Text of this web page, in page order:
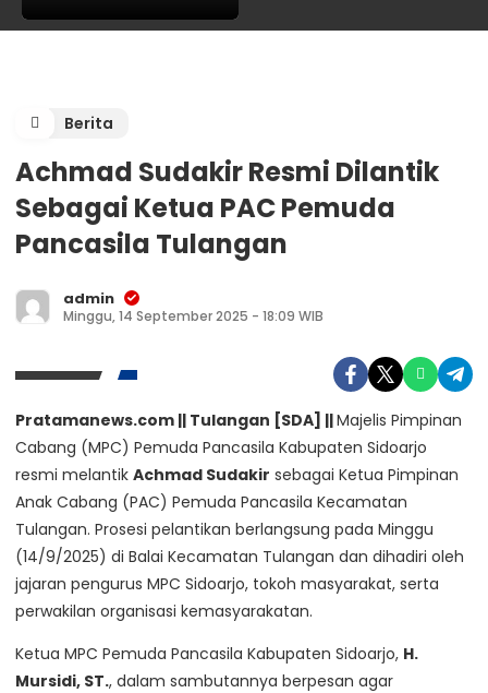
REKAYASA BAP
Berita
Achmad Sudakir Resmi Dilantik
Sebagai Ketua PAC Pemuda
Pancasila Tulangan
admin
Minggu, 14 September 2025 - 18:09 WIB
Pratamanews.com || Tulangan [SDA] ||Majelis Pimpinan
Cabang (MPC) Pemuda Pancasila Kabupaten Sidoarjo
resmi melantik Achmad Sudakir sebagai Ketua Pimpinan
Anak Cabang (PAC) Pemuda Pancasila Kecamatan
Tulangan. Prosesi pelantikan berlangsung pada Minggu
(14/9/2025) di Balai Kecamatan Tulangan dan dihadiri oleh
jajaran pengurus MPC Sidoarjo, tokoh masyarakat, serta
perwakilan organisasi kemasyarakatan.
Ketua MPC Pemuda Pancasila Kabupaten Sidoarjo, H.
Mursidi, ST., dalam sambutannya berpesan agar